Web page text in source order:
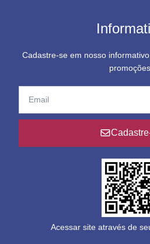
Cadastre-se em nosso
Acessar site através de